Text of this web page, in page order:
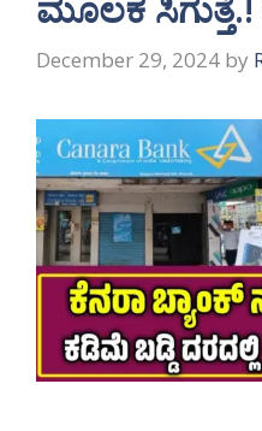
December 29, 2024 by